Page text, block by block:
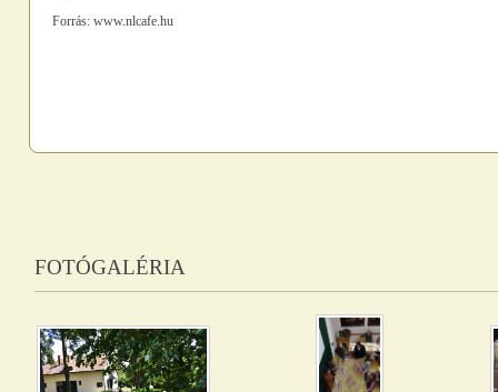
Forrás: www.nlcafe.hu
FOTÓGALÉRIA